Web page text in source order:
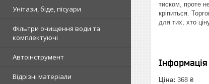
Унітази, біде, пісуари
Фільтри очищення води та
комплектуючі
Автоінструмент
Відрізні матеріали
тиском, проте
кріпиться.
для тих, хто
Ціна: 368 ₴